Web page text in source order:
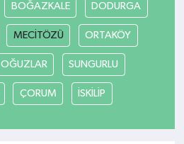
BOĞAZKALE DODURGA
MECİTÖZÜ ORTAKÖY
OĞUZLAR SUNGURLU
ÇORUM İSKİLİP